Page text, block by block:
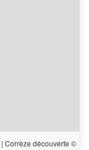
| Corrèze découverte ©